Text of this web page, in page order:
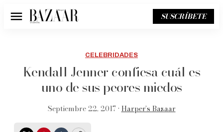
Menú SUSCRÍBETE
CELEBRIDADES
Kendall Jenner confiesa cuál es
uno de sus peores miedos
Septiembre 22, 2017 • Harper’s Bazaar